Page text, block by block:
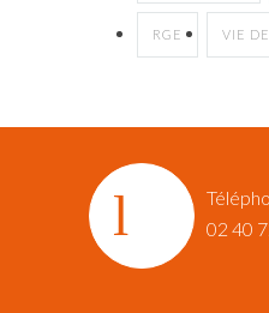
RGE VIE
02 40